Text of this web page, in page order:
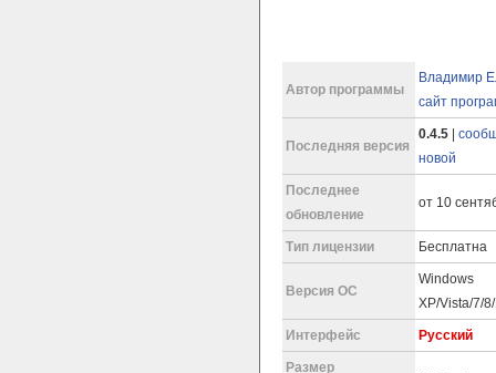
Автор программы
Владимир
сайт
Последняя версия
0.4.5
новой
Последнее
обновление
от 10
Тип лицензии Бесплатна
Версия ОС
Windows
XP/Vista/7/
Интерфейс Русский
Размер